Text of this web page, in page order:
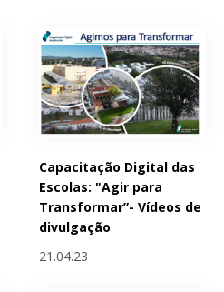
Capacitação Digital das
Escolas: "Agir para
Transformar”- Vídeos de
divulgação
21.04.23